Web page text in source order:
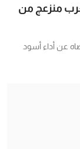
منزعج من
عن أداء أسود